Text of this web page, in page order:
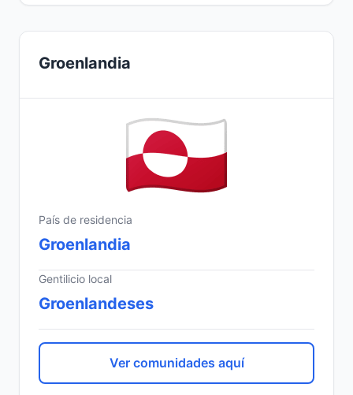
Groenlandia
País de residencia
Groenlandia
Gentilicio local
Groenlandeses
Ver comunidades aquí